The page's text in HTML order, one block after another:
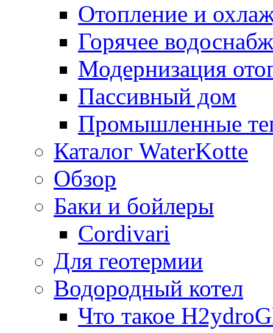
Отопление и
Горячее
Модернизация
Пассивный дом
Промышленные
Каталог WaterKotte
Обзор
Баки и бойлеры
Cordivari
Для геотермии
Водородный котел
Что такое